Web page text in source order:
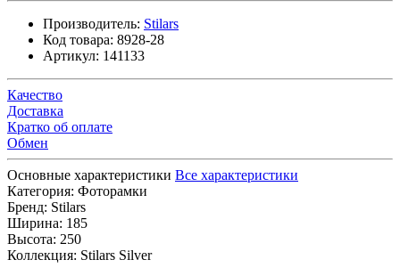
Производитель: Stilars
Код товара: 8928-28
Артикул: 141133
Качество
Доставка
Кратко об оплате
Обмен
Основные характеристики Все характеристики
Категория: Фоторамки
Бренд: Stilars
Ширина: 185
Высота: 250
Коллекция: Stilars Silver